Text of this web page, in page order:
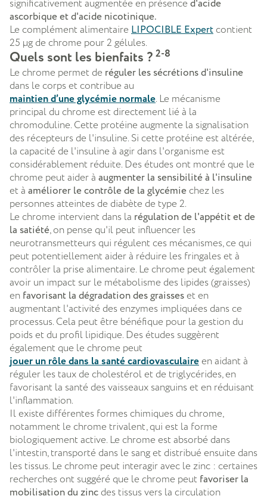
significativement augmentée en présence d'acide
ascorbique et d'acide nicotinique.
Le complément alimentaire LIPOCIBLE Expert contient
25 µg de chrome pour 2 gélules.
Quels sont les bienfaits ? 2-8
Le chrome permet de réguler les sécrétions d'insuline
dans le corps et contribue au
maintien d’une glycémie normale. Le mécanisme
principal du chrome est directement lié à la
chromoduline. Cette protéine augmente la signalisation
des récepteurs de l'insuline. Si cette protéine est altérée,
la capacité de l'insuline à agir dans l'organisme est
considérablement réduite. Des études ont montré que le
chrome peut aider à augmenter la sensibilité à l'insuline
et à améliorer le contrôle de la glycémie chez les
personnes atteintes de diabète de type 2.
Le chrome intervient dans la régulation de l'appétit et de
la satiété, on pense qu'il peut influencer les
neurotransmetteurs qui régulent ces mécanismes, ce qui
peut potentiellement aider à réduire les fringales et à
contrôler la prise alimentaire. Le chrome peut également
avoir un impact sur le métabolisme des lipides (graisses)
en favorisant la dégradation des graisseset en
augmentant l'activité des enzymes impliquées dans ce
processus. Cela peut être bénéfique pour la gestion du
poids et du profil lipidique. Des études suggèrent
également que le chrome peut
jouer un rôle dans la santé cardiovasculaireen aidant à
réguler les taux de cholestérol et de triglycérides, en
favorisant la santé des vaisseaux sanguins et en réduisant
l'inflammation.
Il existe différentes formes chimiques du chrome,
notamment le chrome trivalent, qui est la forme
biologiquement active. Le chrome est absorbé dans
l'intestin, transporté dans le sang et distribué ensuite dans
les tissus. Le chrome peut interagir avec le zinc : certaines
recherches ont suggéré que le chrome peut favoriser la
mobilisation du zincdes tissus vers la circulation